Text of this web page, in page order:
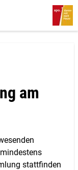
am
stattfinden